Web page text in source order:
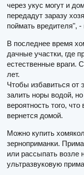
через укус могут и
передадут заразу
поймать вредителя",
В последнее время
дачные участки, где
естественные враги.
лет.
Чтобы избавиться от
залить норы водой,
вероятность того,
вернется домой.
Можно купить
зерноприманки.
или рассыпать возле
ультразвуковую